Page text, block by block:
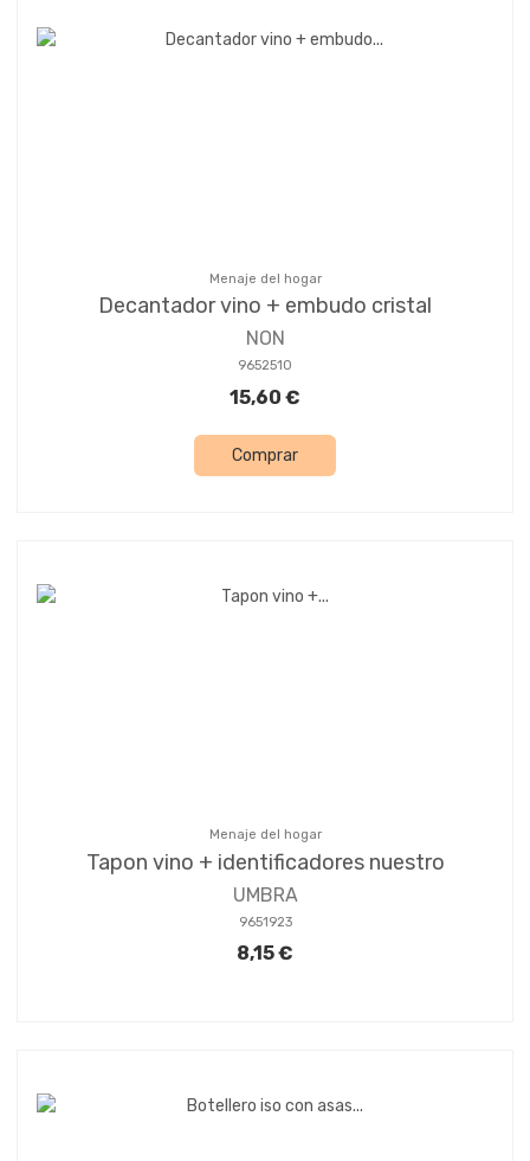
Menaje del hogar
Decantador vino + embudo cristal
NON
9652510
15,60 €
Comprar
Menaje del hogar
Tapon vino + identificadores nuestro
UMBRA
9651923
8,15 €